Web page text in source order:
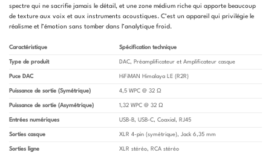
spectre qui ne sacrifie jamais le détail, et une zone médium riche qui apporte beaucoup
de texture aux voix et aux instruments acoustiques. C’est un appareil qui privilégie le
réalisme et l’émotion sans tomber dans l’analytique froid.
Caractéristique Spécification technique
Type de produit DAC, Préamplificateur et Amplificateur casque
Puce DAC HiFiMAN Himalaya LE (R2R)
Puissance de sortie (Symétrique) 4,5 WPC @ 32 Ω
Puissance de sortie (Asymétrique) 1,32 WPC @ 32 Ω
Entrées numériques USB-B, USB-C, Coaxial, RJ45
Sorties casque XLR 4-pin (symétrique), Jack 6,35 mm
Sorties ligne XLR stéréo, RCA stéréo